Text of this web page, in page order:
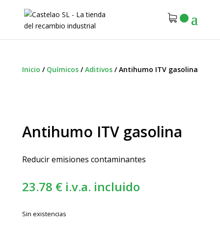
Inicio / Químicos/Aditivos/Antihumo ITV gasolina
Antihumo ITV gasolina
Reducir emisiones contaminantes
23.78 € i.v.a. incluido
Sin existencias